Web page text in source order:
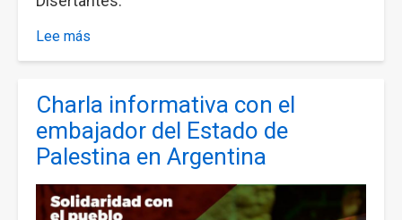
Lee más
Charla:
contra
las
y
los
trabajadores
y
Charla informativa con el
embajador del Estado de
Palestina en Argentina